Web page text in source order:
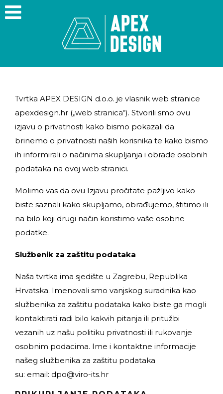
Tvrtka APEX DESIGN d.o.o. je vlasnik web stranice
apexdesign.hr („web stranica“). Stvorili smo ovu
izjavu o privatnosti kako bismo pokazali da
brinemo o privatnosti naših korisnika te kako bismo
ih informirali o načinima skupljanja i obrade osobnih
podataka na ovoj web stranici.
Molimo vas da ovu Izjavu pročitate pažljivo kako
biste saznali kako skupljamo, obrađujemo, štitimo ili
na bilo koji drugi način koristimo vaše osobne
podatke.
Službenik za zaštitu podataka
Naša tvrtka ima sjedište u Zagrebu, Republika
Hrvatska. Imenovali smo vanjskog suradnika kao
službenika za zaštitu podataka kako biste ga mogli
kontaktirati radi bilo kakvih pitanja ili pritužbi
vezanih uz našu politiku privatnosti ili rukovanje
osobnim podacima. Ime i kontaktne informacije
našeg službenika za zaštitu podataka
su: email: dpo@viro-its.hr